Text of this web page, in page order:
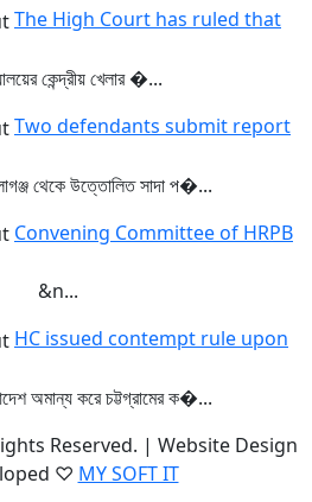
The High Court has ruled that
কেন্দ্রীয় খেলার �...
Two defendants submit report
থেকে উত্তোলিত সাদা প�...
Convening Committee of HRPB
&n...
HC issued contempt rule upon
অমান্য করে চট্টগ্রামের ক�...
Reserved. | Website Design
♡ MY SOFT IT